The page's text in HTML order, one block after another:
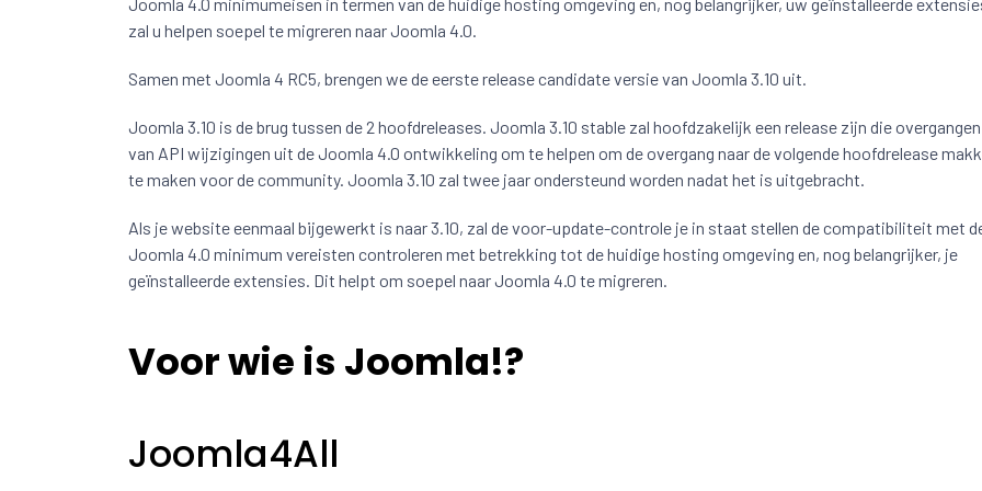
zal u helpen soepel te migreren naar Joomla 4.0.
Samen met Joomla 4 RC5, brengen we de eerste release candidate versie van Joomla 3.10 uit.
Joomla 3.10 is de brug tussen de 2 hoofdreleases. Joomla 3.10 stable zal hoofdzakelijk een release zijn die
van API wijzigingen uit de Joomla 4.0 ontwikkeling om te helpen om de overgang naar de volgende hoofdrelease
te maken voor de community. Joomla 3.10 zal twee jaar ondersteund worden nadat het is uitgebracht.
Als je website eenmaal bijgewerkt is naar 3.10, zal de voor-update-controle je in staat stellen de compatibiliteit met
Joomla 4.0 minimum vereisten controleren met betrekking tot de huidige hosting omgeving en, nog belangrijker, je
geïnstalleerde extensies. Dit helpt om soepel naar Joomla 4.0 te migreren.
Voor wie is Joomla!?
Joomla4All